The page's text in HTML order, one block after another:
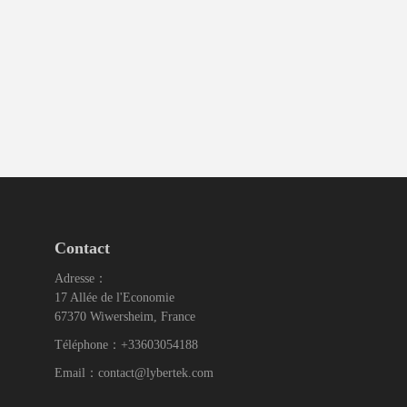
Contact
Adresse：
17 Allée de l'Economie
67370 Wiwersheim, France
Téléphone：+33603054188
Email：contact@lybertek.com